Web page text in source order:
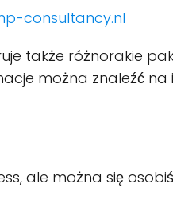
consultancy.nl
także różnorakie
można znaleźć
ale można się